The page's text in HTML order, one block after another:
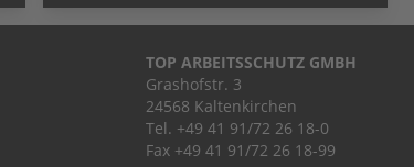
TOP ARBEITSSCHUTZ GMBH
Grashofstr. 3
24568 Kaltenkirchen
Tel. +49 41 91/72 26 18-0
Fax +49 41 91/72 26 18-99